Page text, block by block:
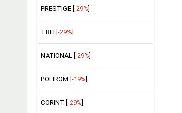
PRESTIGE [ -29%
TREI [ -29%
NATIONAL [ -29%
POLIROM [ -19%
CORINT [ -29%